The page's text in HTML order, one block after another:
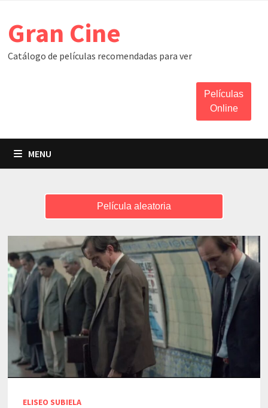
content
Gran Cine
Catálogo de películas recomendadas para ver
Películas
Online
MENU
Película aleatoria
ELISEO SUBIELA